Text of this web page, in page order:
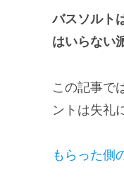
バスソルト
はいらない
この記事で
ントは失礼
もらった側